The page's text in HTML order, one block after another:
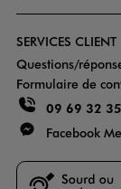
SERVICES CLIENT
Questions/
Formulaire de
09 69 32
Facebook